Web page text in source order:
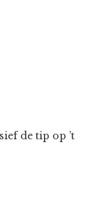
de tip op ’t